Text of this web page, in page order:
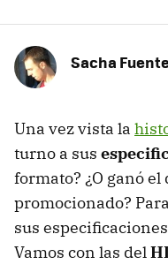
Sacha
Una vez vista la
turno a sus
formato? ¿O ganó el
promocionado?
sus
Vamos con las del